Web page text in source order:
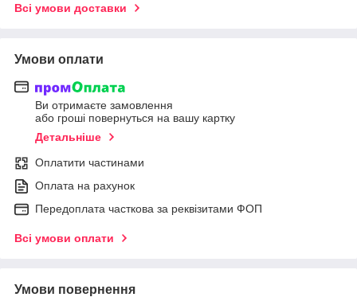
Всі умови доставки
Умови оплати
Ви отримаєте замовлення
або гроші повернуться на вашу картку
Детальніше
Оплатити частинами
Оплата на рахунок
Передоплата часткова за реквізитами ФОП
Всі умови оплати
Умови повернення